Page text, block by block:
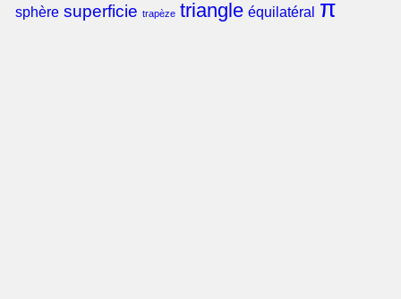
sphère superficie trapèze triangle équilatéral π